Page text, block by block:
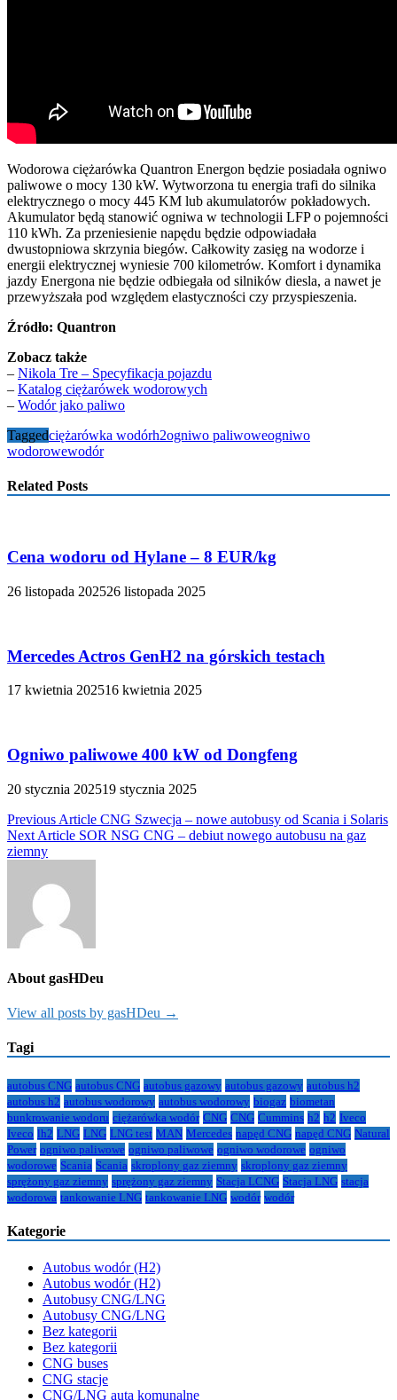
Wodorowa ciężarówka Quantron Energon będzie posiadała ogniwo
paliwowe o mocy 130 kW. Wytworzona tu energia trafi do silnika
elektrycznego o mocy 445 KM lub akumulatorów pokładowych.
Akumulator będą stanowić ogniwa w technologii LFP o pojemności
110 kWh. Za przeniesienie napędu będzie odpowiadała
dwustopniowa skrzynia biegów. Całkowity zasięg na wodorze i
energii elektrycznej wyniesie 700 kilometrów. Komfort i dynamika
jazdy Energona nie będzie odbiegała od silników diesla, a nawet je
przewyższała pod względem elastyczności czy przyspieszenia.
Źródło: Quantron
Zobacz także
– Nikola Tre – Specyfikacja pojazdu
– Katalog ciężarówek wodorowych
– Wodór jako paliwo
Taggedciężarówka wodórh2ogniwo paliwoweogniwo
wodorowewodór
Related Posts
Cena wodoru od Hylane – 8 EUR/kg
26 listopada 202526 listopada 2025
Mercedes Actros GenH2 na górskich testach
17 kwietnia 202516 kwietnia 2025
Ogniwo paliwowe 400 kW od Dongfeng
20 stycznia 202519 stycznia 2025
Nawigacja
wpisu
Previous Article CNG Szwecja – nowe autobusy od Scania i Solaris
Next Article SOR NSG CNG – debiut nowego autobusu na gaz
ziemny
About gasHDeu
View all posts by gasHDeu →
Tagi
autobus CNG autobus CNG autobus gazowy autobus gazowy autobus h2
autobus h2 autobus wodorowy autobus wodorowy biogaz biometan
bunkrowanie wodoru ciężarówka wodór CNG CNG Cummins h2 h2 Iveco
Iveco lh2 LNG LNG LNG test MAN Mercedes napęd CNG napęd CNG Natural
Power ogniwo paliwowe ogniwo paliwowe ogniwo wodorowe ogniwo
wodorowe Scania Scania skroplony gaz ziemny skroplony gaz ziemny
sprężony gaz ziemny sprężony gaz ziemny Stacja LCNG Stacja LNG stacja
wodorowa tankowanie LNG tankowanie LNG wodór wodór
Kategorie
Autobus wodór (H2)
Autobus wodór (H2)
Autobusy CNG/LNG
Autobusy CNG/LNG
Bez kategorii
Bez kategorii
CNG buses
CNG stacje
CNG/LNG auta komunalne